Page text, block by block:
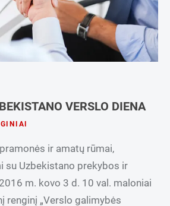
VERSLO DIENA
ir amatų rūmai,
su Uzbekistano prekybos ir
m. kovo 3 d. 10 val. maloniai
renginį „Verslo galimybės